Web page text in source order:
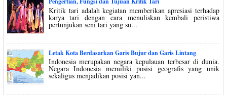
Kritik tari adalah kegiatan memberikan apresiasi terhadap
karya tari dengan cara menuliskan kembali peristiwa
pertunjukan seni tari yang su...
Letak Kota Berdasarkan Garis Bujur dan Garis Lintang
Indonesia merupakan negara kepulauan terbesar di dunia.
Negara Indonesia memiliki posisi geografis yang unik
sekaligus menjadikan posisi yan...